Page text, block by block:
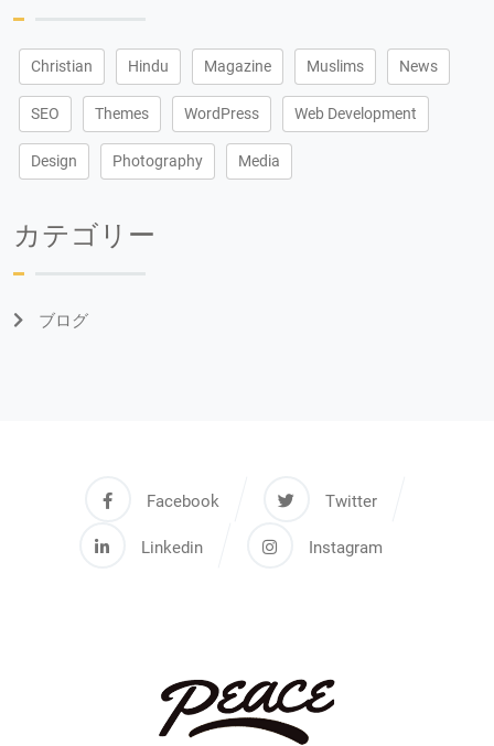
Christian Hindu Magazine Muslims News
SEO Themes WordPress Web Development
Design Photography Media
カテゴリー
ブログ
Facebook Twitter
Linkedin Instagram